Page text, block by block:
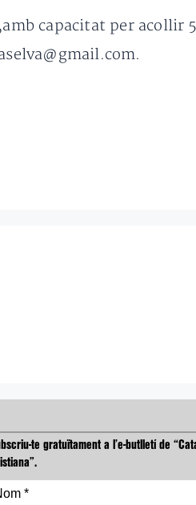
,amb capacitat per acollir
te gratuïtament a l’e-butlletí de